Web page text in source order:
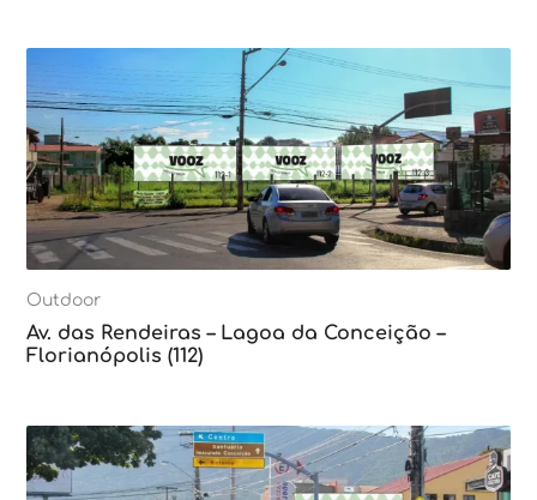
Outdoor
Av. das Rendeiras – Lagoa da Conceição –
Florianópolis (112)